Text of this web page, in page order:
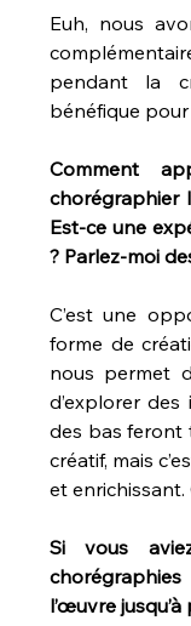
Euh, nous
pendant la
bénéfique
Comment
chorégraphier
Est-ce une
? Parlez-moi
C’est une
forme de
nous permet
d’explorer des
des bas feront
créatif, mais
et enrichissant.
Si vous
l’œuvre